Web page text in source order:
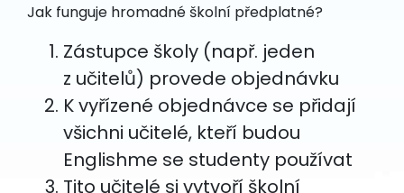
Jak funguje hromadné školní předplatné?
Zástupce školy (např. jeden
z učitelů) provede objednávku
K vyřízené objednávce se přidají
všichni učitelé, kteří budou
Englishme se studenty používat
Tito učitelé si vytvoří školní